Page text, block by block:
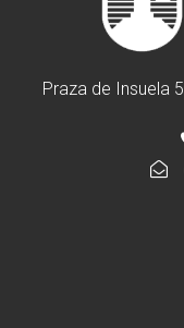
Praza de Insuela